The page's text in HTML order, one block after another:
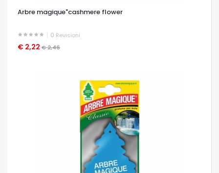
Arbre magique"cashmere flower
0 Revisioni
€ 2,22 € 2,46
OCCHIATA VELOCE